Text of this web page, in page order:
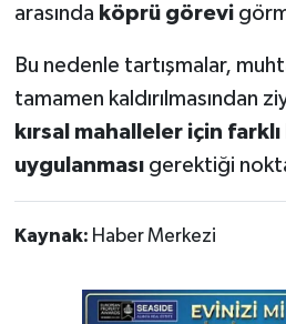
arasında köprü görevi
Bu nedenle tartışmalar,
tamamen kaldırılmasından
kırsal mahalleler için
uygulanmasıgerektiği
Kaynak: Haber Merkezi